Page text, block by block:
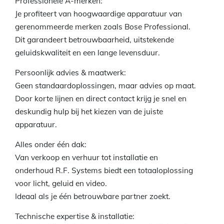
Je profiteert van hoogwaardige apparatuur van
gerenommeerde merken zoals Bose Professional.
Dit garandeert betrouwbaarheid, uitstekende
geluidskwaliteit en een lange levensduur.
Persoonlijk advies & maatwerk:
Geen standaardoplossingen, maar advies op maat.
Door korte lijnen en direct contact krijg je snel en
deskundig hulp bij het kiezen van de juiste
apparatuur.
Alles onder één dak:
Van verkoop en verhuur tot installatie en
onderhoud R.F. Systems biedt een totaaloplossing
voor licht, geluid en video.
Ideaal als je één betrouwbare partner zoekt.
Technische expertise & installatie: